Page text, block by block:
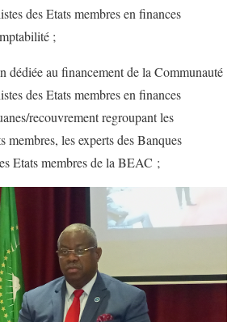
des Etats membres en finances
;
au financement de la Communauté
des Etats membres en finances
recouvrement regroupant les
membres, les experts des Banques
Etats membres de la BEAC ;